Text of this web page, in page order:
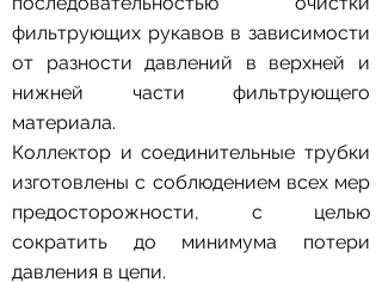
фильтрующих рукавов в зависимости
от разности давлений в верхней и
нижней части фильтрующего
материала.
Коллектор и соединительные трубки
изготовлены с соблюдением всех мер
предосторожности, с целью
сократить до минимума потери
давления в цепи.